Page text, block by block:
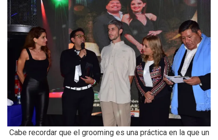
Cabe recordar que el grooming es una práctica en la que un